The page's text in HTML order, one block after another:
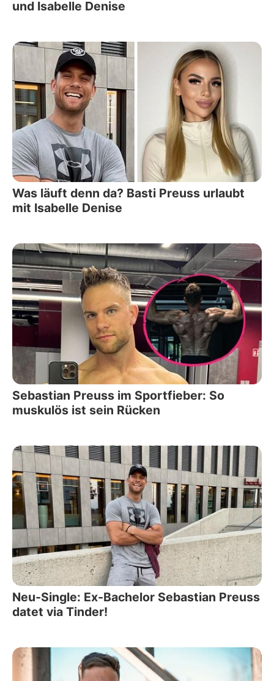
und Isabelle Denise
Was läuft denn da? Basti Preuss urlaubt
mit Isabelle Denise
Sebastian Preuss im Sportfieber: So
muskulös ist sein Rücken
Neu-Single: Ex-Bachelor Sebastian Preuss
datet via Tinder!